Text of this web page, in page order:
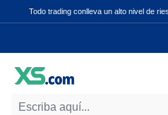
Todo trading conlleva un alto nivel de